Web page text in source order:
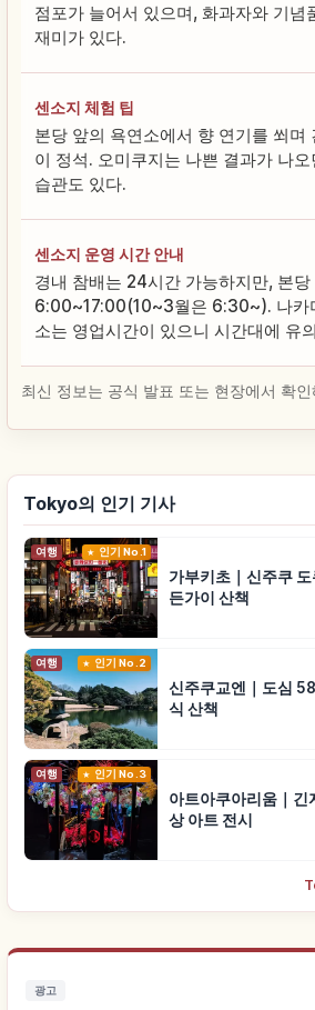
점포가 늘어서 있으며, 화과자와 기념
재미가 있다.
센소지 체험 팁
본당 앞의 욕연소에서 향 연기를 쐬며
이 정석. 오미쿠지는 나쁜 결과가 나
습관도 있다.
센소지 운영 시간 안내
경내 참배는 24시간 가능하지만, 본당
6:00~17:00(10~3월은 6:30~). 나카
소는 영업시간이 있으니 시간대에 유
최신 정보는 공식 발표 또는 현장에서 확인
Tokyo의 인기 기사
여행 인기 No.1
가부키초｜신주쿠
든가이 산책
여행 인기 No.2
신주쿠교엔｜도심
식 산책
여행 인기 No.3
아트아쿠아리움｜긴
상 아트 전시
광고